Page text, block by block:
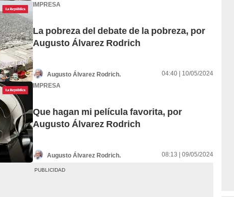
IMPRESA
La pobreza del debate de la pobreza, por
Augusto Álvarez Rodrich
Augusto Álvarez Rodrich.
04:40 | 10/05/2024
IMPRESA
Que hagan mi película favorita, por
Augusto Álvarez Rodrich
Augusto Álvarez Rodrich. 08:13 | 09/05/2024